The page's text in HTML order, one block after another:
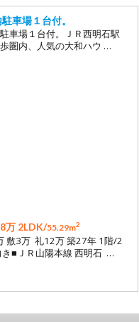
車場１台付。
車場１台付。ＪＲ西明石駅
圏内、人気の大和ハウ …
万 2LDK/55.29m2
敷3万 礼12万 築27年 1階/2
き■ＪＲ山陽本線 西明石 …